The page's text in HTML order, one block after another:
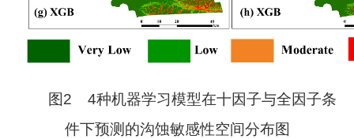
图2 4种机器学习模型在十因子与全因子条
件下预测的沟蚀敏感性空间分布图